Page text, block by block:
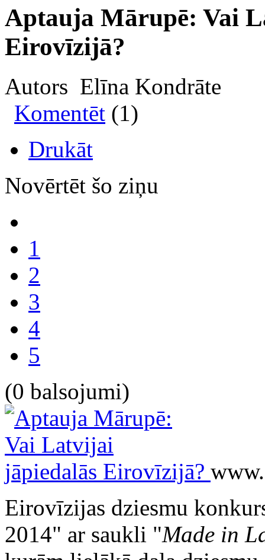
Aptauja Mārupē: Vai
Eirovīzijā?
Autors Elīna Kondrāte
Komentēt (1)
Drukāt
Novērtēt šo ziņu
1
2
3
4
5
(0 balsojumi)
Eirovīzijas dziesmu
2014" ar saukli "Made in